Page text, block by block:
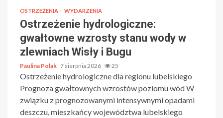
OSTRZEŻENIA WYDARZENIA
Ostrzeżenie hydrologiczne:
gwałtowne wzrosty stanu wody w
zlewniach Wisły i Bugu
Paulina Polak 7 sierpnia 2026 25
Ostrzeżenie hydrologiczne dla regionu lubelskiego
Prognoza gwałtownych wzrostów poziomu wód W
związku z prognozowanymi intensywnymi opadami
deszczu, mieszkańcy województwa lubelskiego